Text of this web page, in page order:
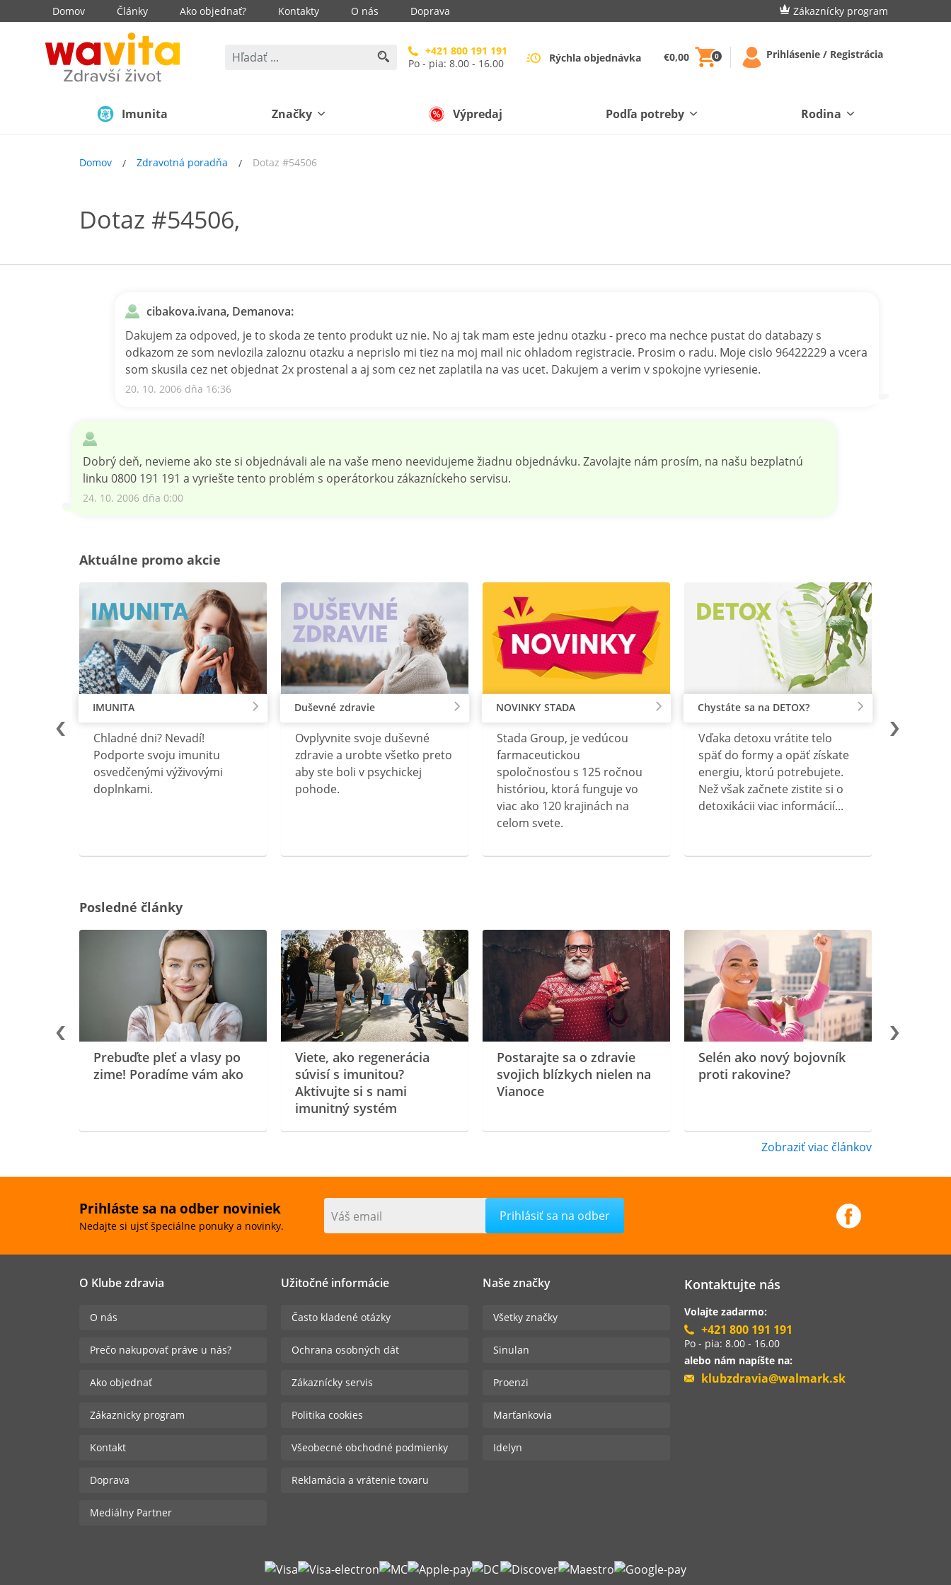
Domov Články Ako objednať? Kontakty O nás Doprava Zákaznícky program
+421 800 191 191
Po - pia: 8.00 - 16.00
Rýchla objednávka €0,00 0 Prihlásenie / Registrácia
Imunita Značky Výpredaj Podľa potreby Rodina
Domov Zdravotná poradňa Dotaz #54506
Dotaz #54506,
cibakova.ivana, Demanova:
Dakujem za odpoved, je to skoda ze tento produkt uz nie. No aj tak mam este jednu otazku - preco ma nechce pustat do databazy s
odkazom ze som nevlozila zaloznu otazku a neprislo mi tiez na moj mail nic ohladom registracie. Prosim o radu. Moje cislo 96422229 a vcera
som skusila cez net objednat 2x prostenal a aj som cez net zaplatila na vas ucet. Dakujem a verim v spokojne vyriesenie.
20. 10. 2006 dňa 16:36
Dobrý deň, nevieme ako ste si objednávali ale na vaše meno neevidujeme žiadnu objednávku. Zavolajte nám prosím, na našu bezplatnú
linku 0800 191 191 a vyriešte tento problém s operátorkou zákazníckeho servisu.
24. 10. 2006 dňa 0:00
Aktuálne promo akcie
IMUNITA
Chladné dni? Nevadí!
Podporte svoju imunitu
osvedčenými výživovými
doplnkami.
Duševné zdravie
Ovplyvnite svoje duševné
zdravie a urobte všetko preto
aby ste boli v psychickej
pohode.
NOVINKY STADA
Stada Group, je vedúcou
farmaceutickou
spoločnosťou s 125 ročnou
históriou, ktorá funguje vo
viac ako 120 krajinách na
celom svete.
Chystáte sa na DETOX?
Vďaka detoxu vrátite telo
späť do formy a opäť získate
energiu, ktorú potrebujete.
Než však začnete zistite si o
detoxikácii viac informácií...
Posledné články
Prebuďte pleť a vlasy po
zime! Poradíme vám ako
Viete, ako regenerácia
súvisí s imunitou?
Aktivujte si s nami
imunitný systém
Postarajte sa o zdravie
svojich blízkych nielen na
Vianoce
Selén ako nový bojovník
proti rakovine?
Zobraziť viac článkov
Prihláste sa na odber noviniek
Nedajte si ujsť špeciálne ponuky a novinky.
Váš email
O Klube zdravia
O nás
Prečo nakupovať práve u nás?
Ako objednať
Zákaznicky program
Kontakt
Doprava
Mediálny Partner
Užitočné informácie
Často kladené otázky
Ochrana osobných dát
Zákaznícky servis
Politika cookies
Všeobecné obchodné podmienky
Reklamácia a vrátenie tovaru
Naše značky
Všetky značky
Sinulan
Proenzi
Marťankovia
Idelyn
Kontaktujte nás
Volajte zadarmo:
+421 800 191 191
Po - pia: 8.00 - 16.00
alebo nám napíšte na:
klubzdravia@walmark.sk